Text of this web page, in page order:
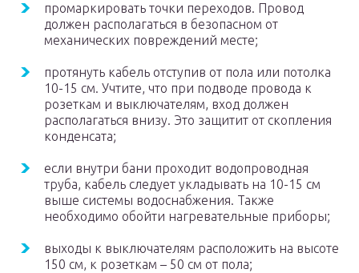
промаркировать точки переходов. Провод
должен располагаться в безопасном от
механических повреждений месте;
протянуть кабель отступив от пола или потолка
10-15 см. Учтите, что при подводе провода к
розеткам и выключателям, вход должен
располагаться внизу. Это защитит от скопления
конденсата;
если внутри бани проходит водопроводная
труба, кабель следует укладывать на 10-15 см
выше системы водоснабжения. Также
необходимо обойти нагревательные приборы;
выходы к выключателям расположить на высоте
150 см, к розеткам – 50 см от пола;